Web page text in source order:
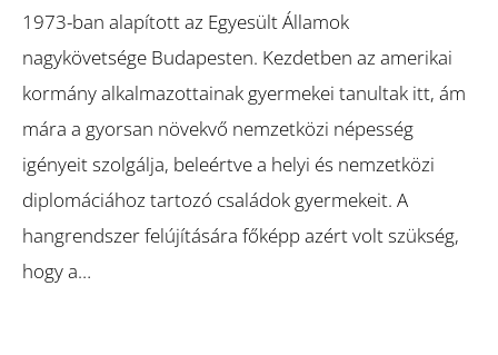
1973-ban alapított az Egyesült Államok
nagykövetsége Budapesten. Kezdetben az amerikai
kormány alkalmazottainak gyermekei tanultak itt, ám
mára a gyorsan növekvő nemzetközi népesség
igényeit szolgálja, beleértve a helyi és nemzetközi
diplomáciához tartozó családok gyermekeit. A
hangrendszer felújítására főképp azért volt szükség,
hogy a…